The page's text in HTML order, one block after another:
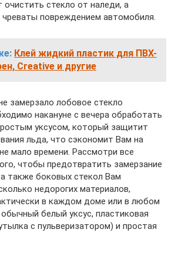
стекло от наледи, а
чреваты повреждением автомобиля.
Клей жидкий пластик для ПВХ-
Creative и другие
замерзало лобовое стекло
накануне с вечера обработать
уксусом, который защитит
льда, что сэкономит Вам на
мало времени. Рассмотри все
чтобы предотвратить замерзание
также боковых стекол Вам
недорогих материалов,
в каждом доме или в любом
обычный белый уксус, пластиковая
с пульверизатором) и простая